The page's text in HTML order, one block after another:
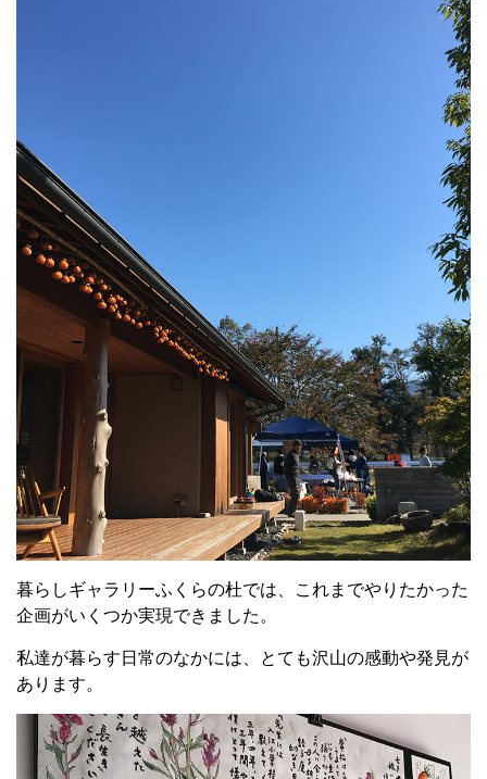
暮らしギャラリーふくらの杜では、これまでやりたかった
企画がいくつか実現できました。
私達が暮らす日常のなかには、とても沢山の感動や発見が
あります。